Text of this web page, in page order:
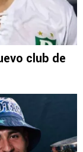
club de